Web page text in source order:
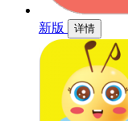
新版
详情